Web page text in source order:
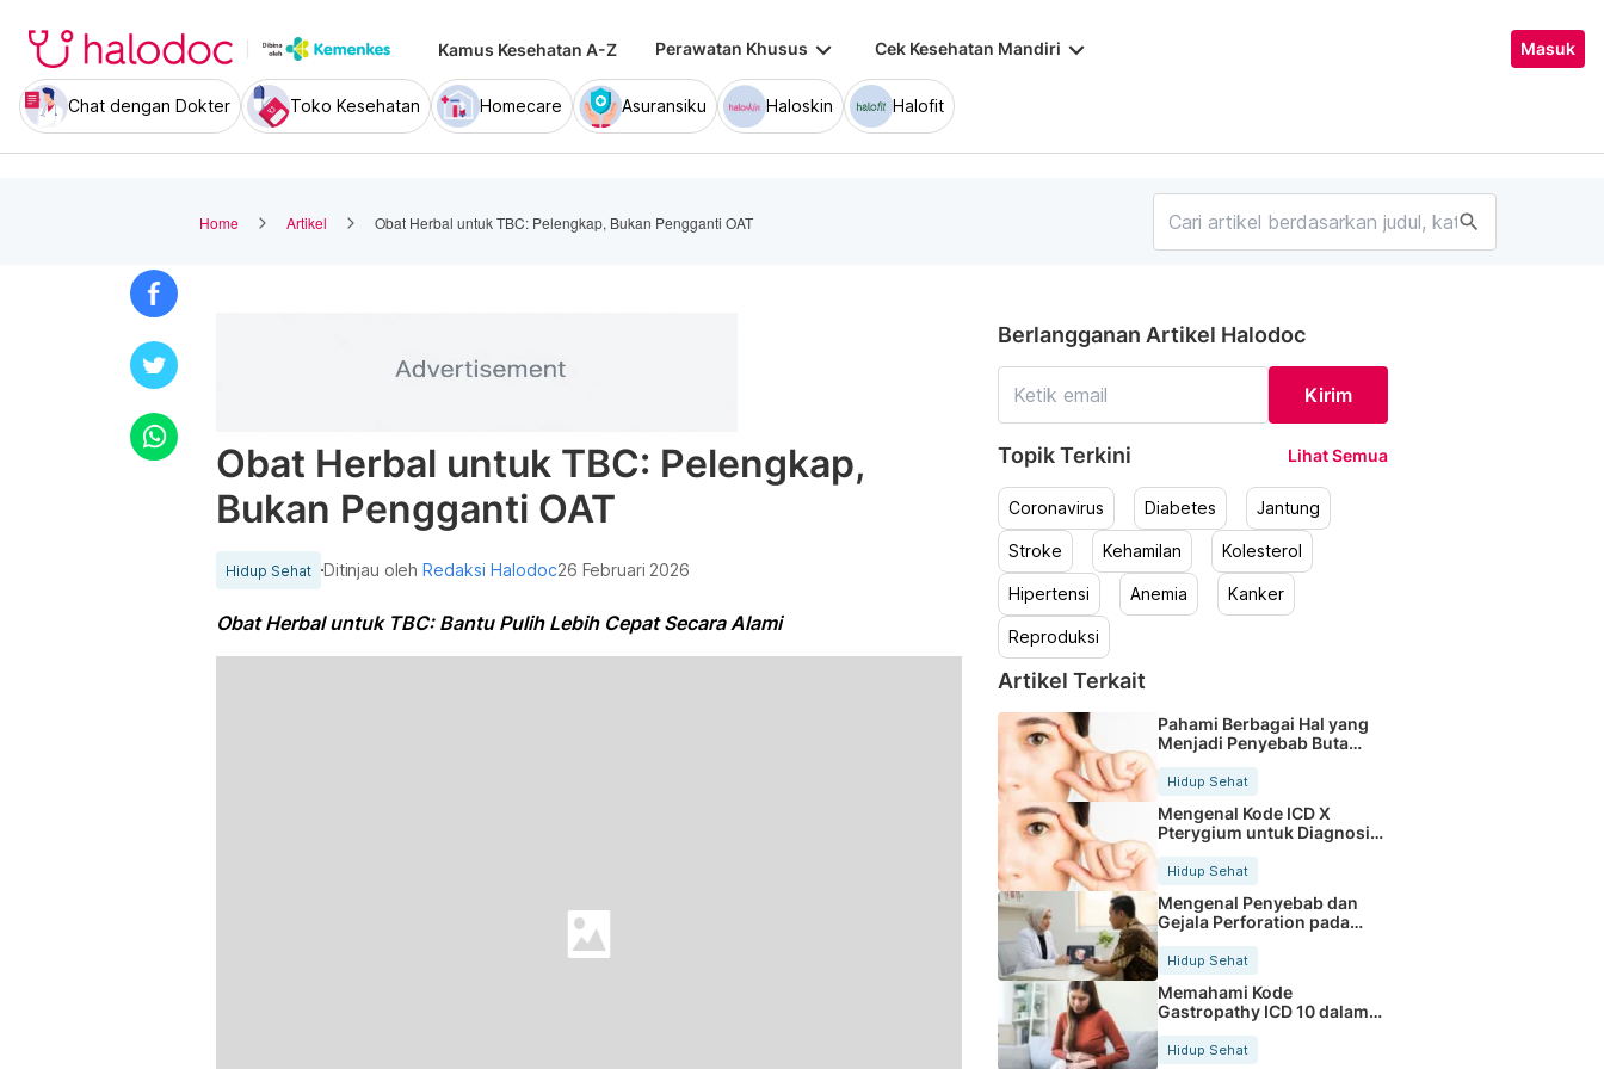
Kamus Kesehatan A-Z Perawatan Khusus keyboard_arrow_down Cek Kesehatan Mandiri keyboard_arrow_down Masuk
Chat dengan Dokter Toko Kesehatan Homecare Asuransiku Haloskin Halofit
Home Artikel Obat Herbal untuk TBC: Pelengkap, Bukan Pengganti OAT search
Obat Herbal untuk TBC: Pelengkap,
Bukan Pengganti OAT
Hidup Sehat Ditinjau olehRedaksi Halodoc26 Februari 2026
Obat Herbal untuk TBC: Bantu Pulih Lebih Cepat Secara Alami
Berlangganan Artikel Halodoc
Kirim
Topik Terkini Lihat Semua
Coronavirus Diabetes Jantung
Stroke Kehamilan Kolesterol
Hipertensi Anemia Kanker
Reproduksi
Artikel Terkait
Pahami Berbagai Hal yang
Menjadi Penyebab Buta
Hidup Sehat
Mengenal Kode ICD X
Pterygium untuk Diagnosis
Hidup Sehat
Mengenal Penyebab dan
Gejala Perforation pada
Tubuh
Hidup Sehat
Memahami Kode
Gastropathy ICD 10 dalam
Rekam Medis Pasien
Hidup Sehat